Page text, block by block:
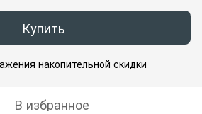
Купить
накопительной скидки
В избранное